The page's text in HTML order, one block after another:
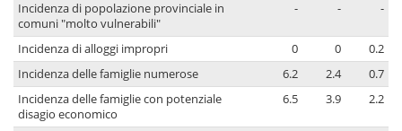
Incidenza di popolazione provinciale in
comuni "molto vulnerabili"
- - -
Incidenza di alloggi impropri 0 0
0.2
Incidenza delle famiglie numerose
6.2 2.4
0.7
Incidenza delle famiglie con potenziale
disagio economico
6.5 3.9 2.2